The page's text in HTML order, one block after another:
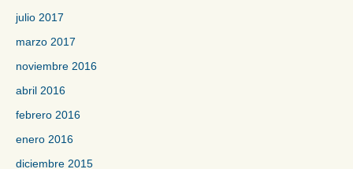
julio 2017
marzo 2017
noviembre 2016
abril 2016
febrero 2016
enero 2016
diciembre 2015